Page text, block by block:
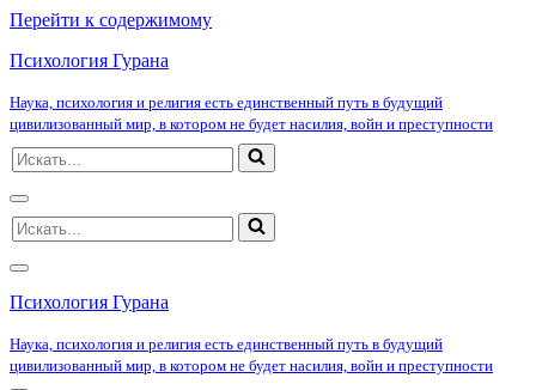
Перейти к содержимому
Психология Гурана
Наука, психология и религия есть единственный путь в будущий
цивилизованный мир, в котором не будет насилия, войн и преступности
Искать...
Меню
навигации
Искать...
Меню
навигации
Психология Гурана
Наука, психология и религия есть единственный путь в будущий
цивилизованный мир, в котором не будет насилия, войн и преступности